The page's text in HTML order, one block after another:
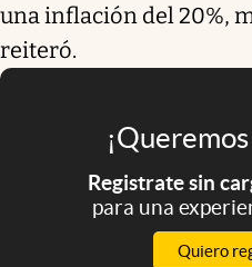
una inflación del 20%,
reiteró.
Registrate sin
para una
Quiero